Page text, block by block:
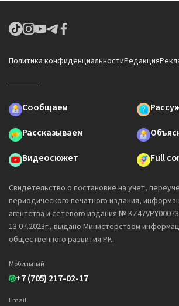
Политика конфиденциальностиРедакция
Сообщаем
Рассказываем
Видеосюжет
Full
Свидетельство о постановке на учет,
периодического печатного издания,
агентства и сетевого издания №
13.07.2023г., выдано Министерством
общественного развития РК.
Мобильный
+7 (705) 217-02-17
Email